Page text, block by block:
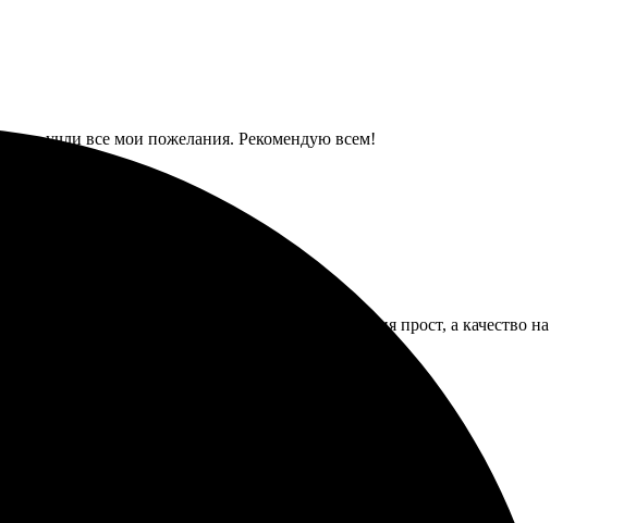
учли все мои пожелания. Рекомендую всем!
10х15 и остался довольным. Процесс оформления прост, а качество на